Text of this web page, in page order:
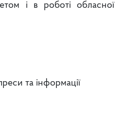
і в роботі обласної
та інформації